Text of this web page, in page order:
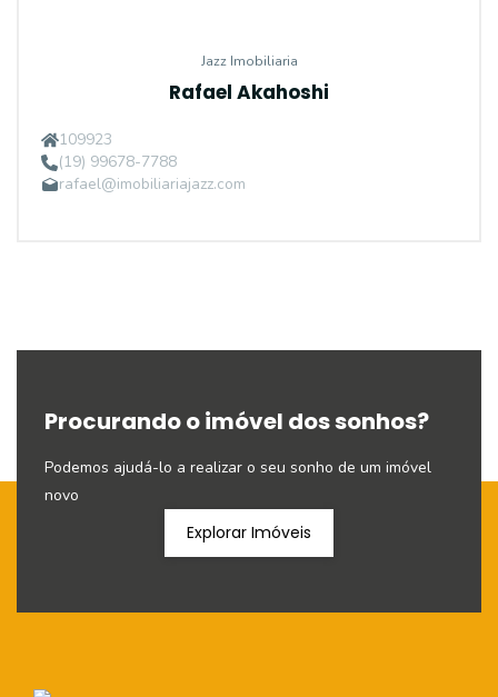
Jazz Imobiliaria
Rafael Akahoshi
109923
(19) 99678-7788
rafael@imobiliariajazz.com
Procurando o imóvel dos sonhos?
Podemos ajudá-lo a realizar o seu sonho de um imóvel
novo
Explorar Imóveis